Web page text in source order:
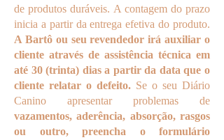
de produtos duráveis. A contagem do prazo
inicia a partir da entrega efetiva do produto.
A Bartô ou seu revendedor irá auxiliar o
cliente através de assistência técnica em
até 30 (trinta) dias a partir da data que o
cliente relatar o defeito. Se o seu Diário
Canino apresentar problemas de
vazamentos, aderência, absorção, rasgos
ou outro, preencha o formulário